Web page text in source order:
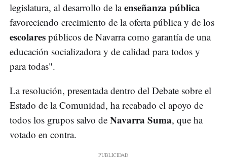
legislatura, al desarrollo de laenseñanza pública
favoreciendo crecimiento de la oferta pública y de los
escolares públicos de Navarra como garantía de una
educación socializadora y de calidad para todos y
para todas".
La resolución, presentada dentro del Debate sobre el
Estado de la Comunidad, ha recabado el apoyo de
todos los grupos salvo de Navarra Suma, que ha
votado en contra.